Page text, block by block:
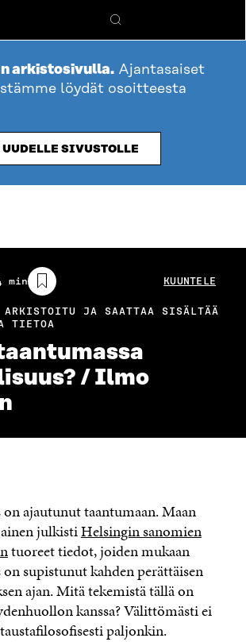
Hae
arkistosivulla. Ajantasaiset
löydät osoitteesta
SIVUSTOLLE
lukuaika
min KUUNTELE
ARKISTOITU JA SAATTAA SISÄLTÄÄ
TIETOA
/ Ilmo
on ajautunut taantumaan. Maan
julkistiHelsingin sanomien
tuoreet tiedot, joiden mukaan
on supistunut kahden perättäisen
ajan. Mitä tekemistä tällä on
kanssa? Välittömästi ei
paljonkin.